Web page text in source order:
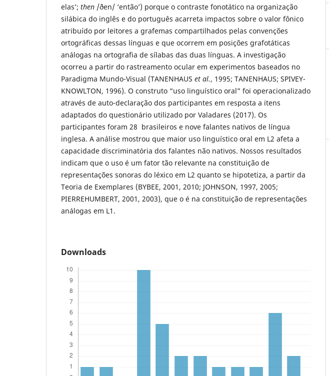
elas’; then /ðen/ ‘então’) porque o contraste fonotático na organização
silábica do inglês e do português acarreta impactos sobre o valor fônico
atribuído por leitores a grafemas compartilhados pelas convenções
ortográficas dessas línguas e que ocorrem em posições grafotáticas
análogas na ortografia de sílabas das duas línguas. A investigação
ocorreu a partir do rastreamento ocular em experimentos baseados no
Paradigma Mundo-Visual (TANENHAUS et al., 1995; TANENHAUS; SPIVEY-
KNOWLTON, 1996). O construto “uso linguístico oral” foi operacionalizado
através de auto-declaração dos participantes em resposta a itens
adaptados do questionário utilizado por Valadares (2017). Os
participantes foram 28 brasileiros e nove falantes nativos de língua
inglesa. A análise mostrou que maior uso linguístico oral em L2 afeta a
capacidade discriminatória dos falantes não nativos. Nossos resultados
indicam que o uso é um fator tão relevante na constituição de
representações sonoras do léxico em L2 quanto se hipotetiza, a partir da
Teoria de Exemplares (BYBEE, 2001, 2010; JOHNSON, 1997, 2005;
PIERREHUMBERT, 2001, 2003), que o é na constituição de representações
análogas em L1.
Downloads